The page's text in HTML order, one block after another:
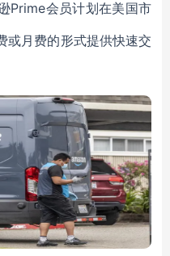
Prime会员计划在美国市
或月费的形式提供快速交